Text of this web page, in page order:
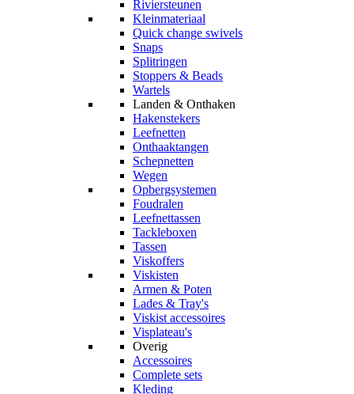
Riviersteunen
Kleinmateriaal
Quick change swivels
Snaps
Splitringen
Stoppers & Beads
Wartels
Landen & Onthaken
Hakenstekers
Leefnetten
Onthaaktangen
Schepnetten
Wegen
Opbergsystemen
Foudralen
Leefnettassen
Tackleboxen
Tassen
Viskoffers
Viskisten
Armen & Poten
Lades & Tray's
Viskist accessoires
Visplateau's
Overig
Accessoires
Complete sets
Kleding